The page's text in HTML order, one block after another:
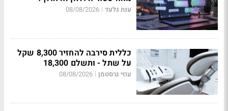
ענת גלעד |
08/08/2026
כללית סירבה להחזיר 8,300 שקל
על שתל - ותשלם 18,300
עוזי גרסטמן |
08/08/2026